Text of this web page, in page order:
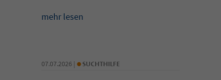
mehr lesen
07.07.2026 | • SUCHTHILFE